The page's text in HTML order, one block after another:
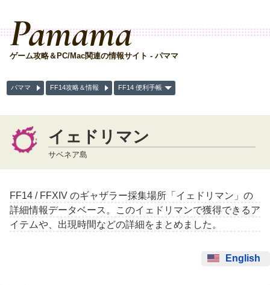
Pamama
ゲーム攻略＆PC/Mac関連の情報サイト - パママ
パママ FF14攻略＆情報 FF14 便利手帳
イェドリマン
サベネア島
FF14 / FFXIV のギャザラー採集場所「イェドリマン」の
詳細情報データベース。このイェドリマンで獲得できるア
イテムや、出現時間などの詳細をまとめました。
English